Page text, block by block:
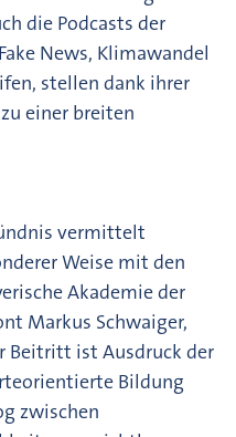
die Podcasts der
News, Klimawandel
stellen dank ihrer
einer breiten
vermittelt
Weise mit den
Akademie der
Markus Schwaiger,
Beitritt ist Ausdruck der
Bildung
zwischen